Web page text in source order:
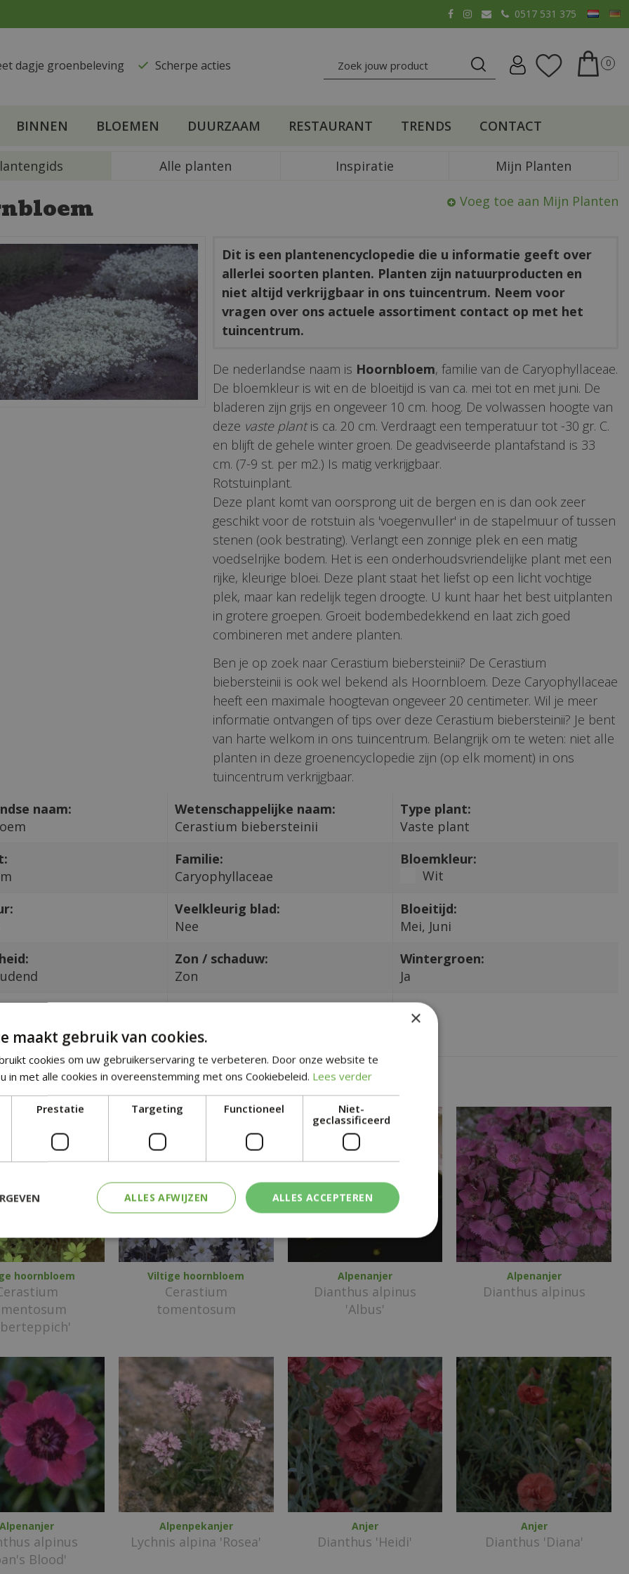
0517 531 375
dagje groenbeleving ​Scherpe acties
BINNEN BLOEMEN DUURZAAM RESTAURANT TRENDS CONTACT
Alle planten Inspiratie Mijn Planten
Voeg toe aan Mijn Planten
Dit is een plantenencyclopedie die u informatie geeft over
allerlei soorten planten. Planten zijn natuurproducten en
niet altijd verkrijgbaar in ons tuincentrum. Neem voor
vragen over ons actuele assortiment contact op met het
tuincentrum.
De nederlandse naam is Hoornbloem, familie van de Caryophyllaceae.
De bloemkleur is wit en de bloeitijd is van ca. mei tot en met juni. De
bladeren zijn grijs en ongeveer 10 cm. hoog. De volwassen hoogte van
deze vaste plantis ca. 20 cm. Verdraagt een temperatuur tot -30 gr. C.
en blijft de gehele winter groen. De geadviseerde plantafstand is 33
cm. (7-9 st. per m2.) Is matig verkrijgbaar.
Rotstuinplant.
Deze plant komt van oorsprong uit de bergen en is dan ook zeer
geschikt voor de rotstuin als 'voegenvuller' in de stapelmuur of tussen
stenen (ook bestrating). Verlangt een zonnige plek en een matig
voedselrijke bodem. Het is een onderhoudsvriendelijke plant met een
rijke, kleurige bloei. Deze plant staat het liefst op een licht vochtige
plek, maar kan redelijk tegen droogte. U kunt haar het best uitplanten
in grotere groepen. Groeit bodembedekkend en laat zich goed
combineren met andere planten.
Ben je op zoek naar Cerastium biebersteinii? De Cerastium
biebersteinii is ook wel bekend als Hoornbloem. Deze Caryophyllaceae
heeft een maximale hoogtevan ongeveer 20 centimeter. Wil je meer
informatie ontvangen of tips over deze Cerastium biebersteinii? Je bent
van harte welkom in ons tuincentrum. Belangrijk om te weten: niet alle
planten in deze groenencyclopedie zijn (op elk moment) in ons
tuincentrum verkrijgbaar.
naam:
Wetenschappelijke naam:
Cerastium biebersteinii
Type plant:
Vaste plant
Familie:
Caryophyllaceae
Bloemkleur:
Wit
Veelkleurig blad:
Nee
Bloeitijd:
Mei, Juni
Zon / schaduw:
Zon
Wintergroen:
Ja
CM:
Giftig:
planten
hoornbloem Viltige hoornbloem
Cerastium
tomentosum
Alpenanjer
Dianthus alpinus
'Albus'
Alpenanjer
Dianthus alpinus
Alpenanjer
alpinus
Blood'
Alpenpekanjer
Lychnis alpina 'Rosea'
Anjer
Dianthus 'Heidi'
Anjer
Dianthus 'Diana'
×
maakt gebruik van cookies.
cookies om uw gebruikerservaring te verbeteren. Door onze website te
in met alle cookies in overeenstemming met ons Cookiebeleid. Lees verder
Prestatie Targeting Functioneel
Niet-
geclassificeerd
ALLES ACCEPTEREN
ALLES AFWIJZEN